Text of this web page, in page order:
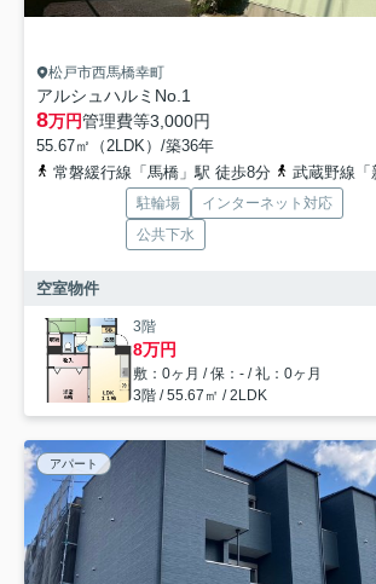
松戸市西馬橋幸町
アルシュハルミNo.1
8万円管理費等3,000円
55.67㎡（2LDK）/築36年
常磐緩行線「馬橋」駅 徒歩8分
武蔵野線「
駐輪場
インターネット対応
公共下水
空室物件
3階
8万円
敷：0ヶ月 / 保：- / 礼：0ヶ月
3階 / 55.67㎡ / 2LDK
アパート